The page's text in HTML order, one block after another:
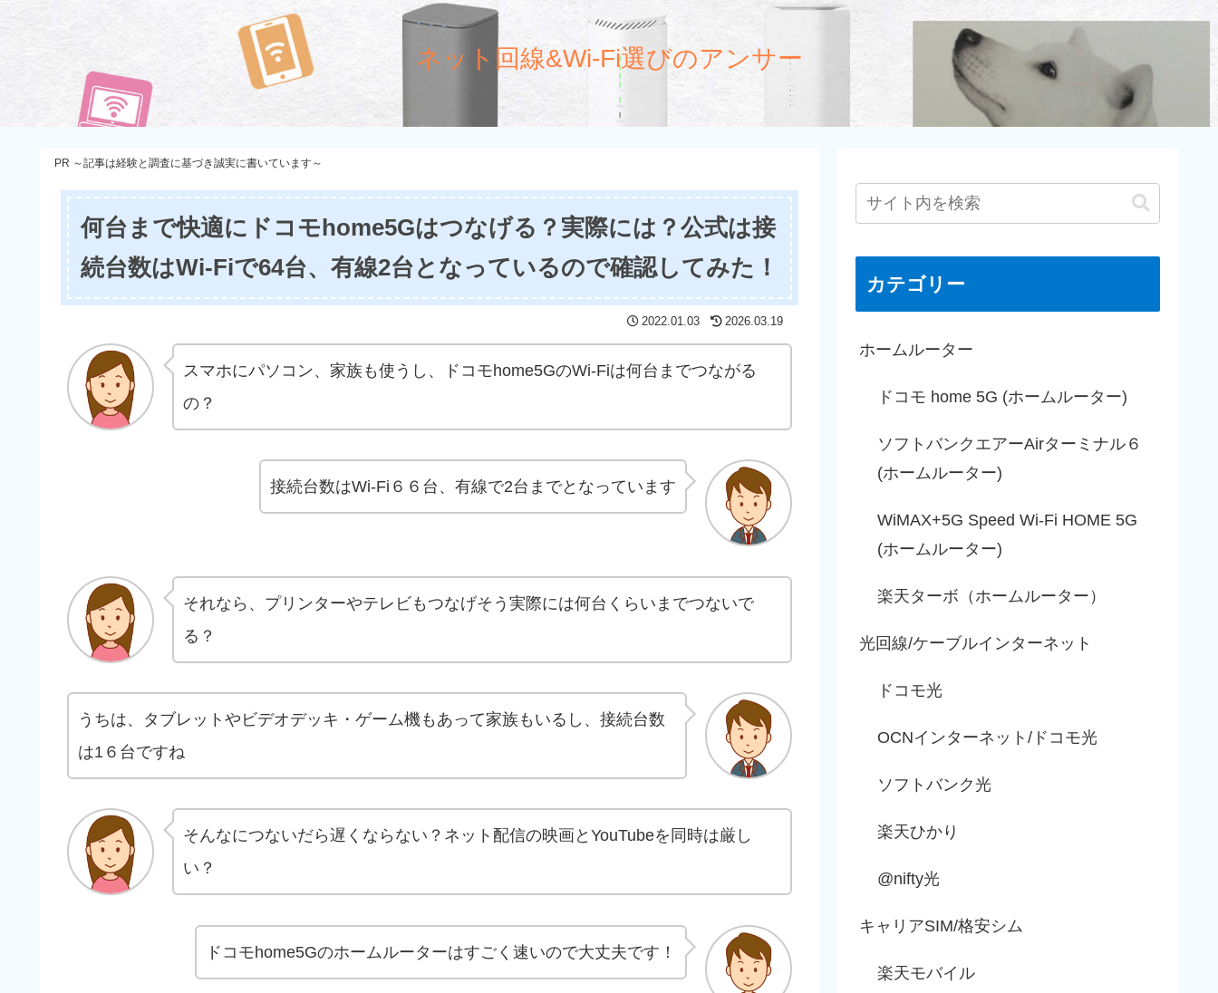
ネット回線&Wi-Fi選びのアンサー
PR ～記事は経験と調査に基づき誠実に書いています～
何台まで快適にドコモhome5Gはつなげる？実際には？公式は接
続台数はWi-Fiで64台、有線2台となっているので確認してみた！
2022.01.03 2026.03.19
スマホにパソコン、家族も使うし、ドコモhome5GのWi-Fiは何台までつながる
の？
接続台数はWi-Fi６６台、有線で2台までとなっています
それなら、プリンターやテレビもつなげそう実際には何台くらいまでつないで
る？
うちは、タブレットやビデオデッキ・ゲーム機もあって家族もいるし、接続台数
は1６台ですね
そんなにつないだら遅くならない？ネット配信の映画とYouTubeを同時は厳し
い？
ドコモhome5Gのホームルーターはすごく速いので大丈夫です！
カテゴリー
ホームルーター
ドコモ home 5G (ホームルーター)
ソフトバンクエアーAirターミナル６
(ホームルーター)
WiMAX+5G Speed Wi-Fi HOME 5G
(ホームルーター)
楽天ターボ（ホームルーター）
光回線/ケーブルインターネット
ドコモ光
OCNインターネット/ドコモ光
ソフトバンク光
楽天ひかり
@nifty光
キャリアSIM/格安シム
楽天モバイル